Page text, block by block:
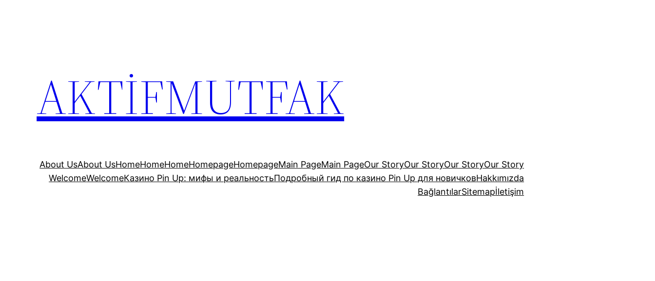
AKTİFMUTFAK
About UsAbout UsHomeHomeHomeHomepageHomepageMain PageMain PageOur StoryOur StoryOur StoryOur Story
WelcomeWelcomeКазино Pin Up: мифы и реальностьПодробный гид по казино Pin Up для новичковHakkımızda
BağlantılarSitemapİletişim